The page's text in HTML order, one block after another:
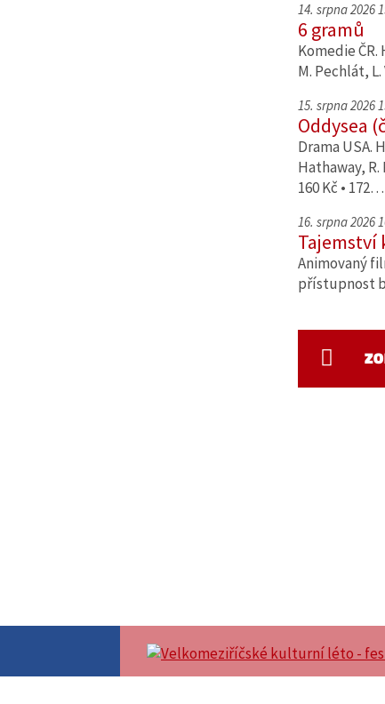
14. srpna 2026
6 gramů
Komedie ČR.
M. Pechlát,
15. srpna 2026
Oddysea
Drama USA.
Hathaway,
160 Kč • 172…
16. srpna 2026
Tajemství
Animovaný
přístupnost